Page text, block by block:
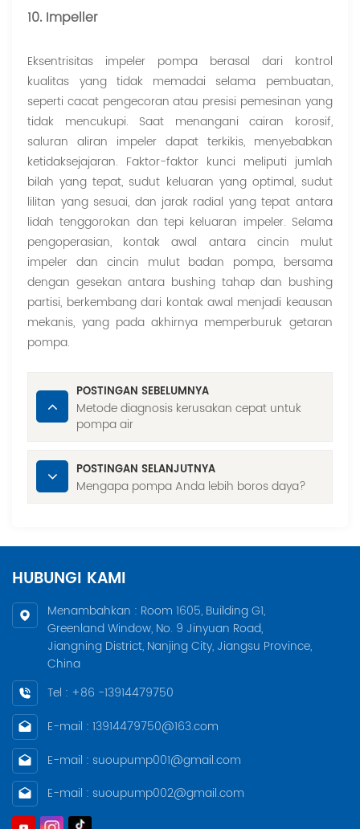
10. Impeller
Eksentrisitas impeler pompa berasal dari kontrol
kualitas yang tidak memadai selama pembuatan,
seperti cacat pengecoran atau presisi pemesinan yang
tidak mencukupi. Saat menangani cairan korosif,
saluran aliran impeler dapat terkikis, menyebabkan
ketidaksejajaran. Faktor-faktor kunci meliputi jumlah
bilah yang tepat, sudut keluaran yang optimal, sudut
lilitan yang sesuai, dan jarak radial yang tepat antara
lidah tenggorokan dan tepi keluaran impeler. Selama
pengoperasian, kontak awal antara cincin mulut
impeler dan cincin mulut badan pompa, bersama
dengan gesekan antara bushing tahap dan bushing
partisi, berkembang dari kontak awal menjadi keausan
mekanis, yang pada akhirnya memperburuk getaran
pompa.
POSTINGAN SEBELUMNYA
Metode diagnosis kerusakan cepat untuk
pompa air
POSTINGAN SELANJUTNYA
Mengapa pompa Anda lebih boros daya?
HUBUNGI KAMI
Menambahkan : Room 1605, Building G1,
Greenland Window, No. 9 Jinyuan Road,
Jiangning District, Nanjing City, Jiangsu Province,
China
Tel : +86 -13914479750
E-mail : 13914479750@163.com
E-mail : suoupump001@gmail.com
E-mail : suoupump002@gmail.com